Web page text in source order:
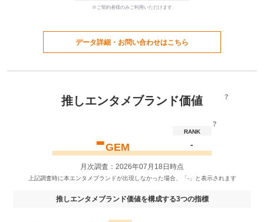
※ご契約者様のみご利用いただけます
データ詳細・お問い合わせはこちら
推しエンタメブランド価値
-GEM
RANK
-
月次調査：2026年07月18日時点
推しエンタメブランド価値を構成する3つの指標